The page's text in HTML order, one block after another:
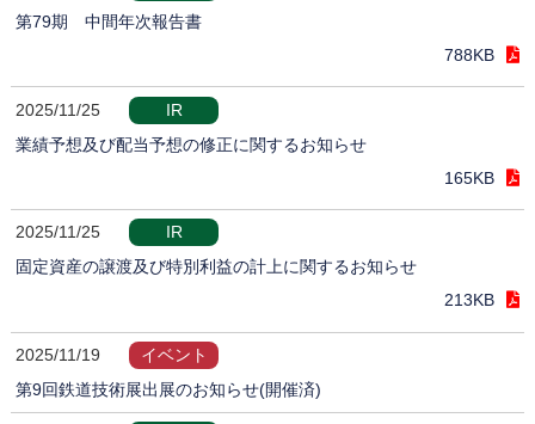
第79期 中間年次報告書
788KB
2025/11/25
IR
業績予想及び配当予想の修正に関するお知らせ
165KB
2025/11/25
IR
固定資産の譲渡及び特別利益の計上に関するお知らせ
213KB
2025/11/19
イベント
第9回鉄道技術展出展のお知らせ(開催済)